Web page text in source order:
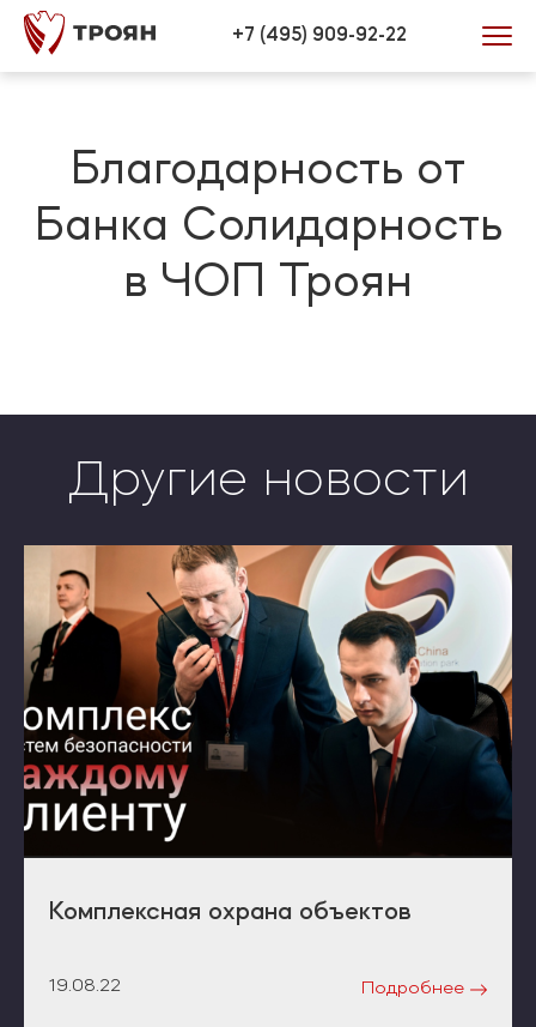
Verification: 446efd34bb0772be
+7 (495) 909-92-22
Благодарность от
Банка Солидарность
в ЧОП Троян
Другие новости
Комплексная охрана объектов
19.08.22 Подробнее